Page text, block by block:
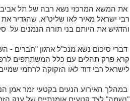
את המשא המרכזי נשא רבה של תל אביב
רבי ישראל מאיר לאו שליט"א, שהגדיר
והדגיש את היותם בני תורה הנמנים
דברי סיכום נשא מנכ"ל ארגון "חברים -
קרא פרק תהלים עם כלל המשתתפים
לישראל רבי דוד לאו הזקוקה לרחמי
במהלך האירוע הנעים בקטעי זמר אמן
"נשמה" לצד קטעים אומנתיים של ענק